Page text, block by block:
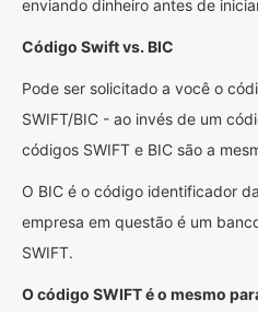
enviando dinheiro antes de
Código Swift vs. BIC
Pode ser solicitado a você o
SWIFT/BIC - ao invés de um
códigos SWIFT e BIC são a
O BIC é o código identificador
empresa em questão é um
SWIFT.
O código SWIFT é o mesmo